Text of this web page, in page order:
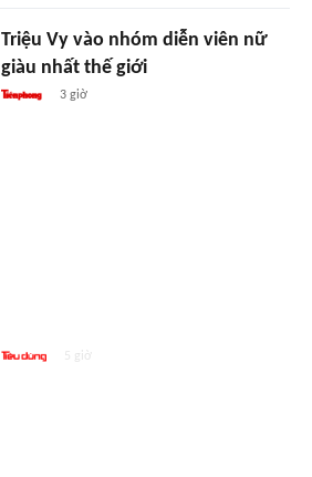
Triệu Vy vào nhóm diễn viên nữ
giàu nhất thế giới
3 giờ
5 giờ